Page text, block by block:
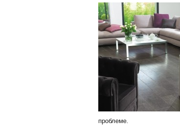
проблеме.